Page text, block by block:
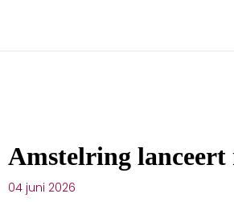
Amstelring lanceert
Publicatiedatum:
04 juni 2026